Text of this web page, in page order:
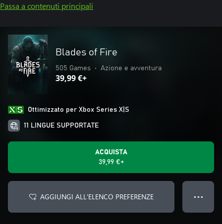
Passa a contenuti principali
Blades of Fire
505 Games • Azione e avventura
39,99 €+
Ottimizzato per Xbox Series X|S
11 LINGUE SUPPORTATE
ACQUISTA
39,99 €+
AGGIUNGI ALL'ELENCO PREFERENZE ● ● ●